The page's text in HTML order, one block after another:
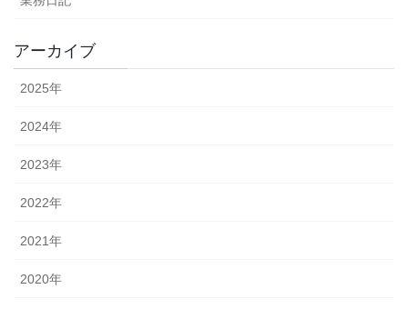
アーカイブ
2025年
2024年
2023年
2022年
2021年
2020年